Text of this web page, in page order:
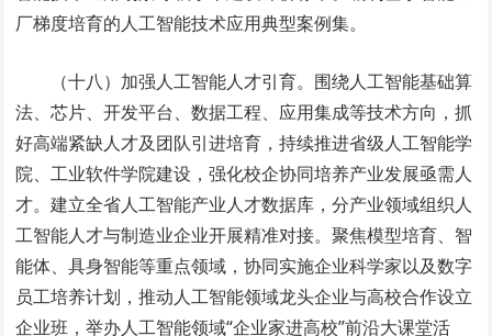
厂梯度培育的人工智能技术应用典型案例集。
（十八）加强人工智能人才引育。围绕人工智能基础算
法、芯片、开发平台、数据工程、应用集成等技术方向，抓
好高端紧缺人才及团队引进培育，持续推进省级人工智能学
院、工业软件学院建设，强化校企协同培养产业发展亟需人
才。建立全省人工智能产业人才数据库，分产业领域组织人
工智能人才与制造业企业开展精准对接。聚焦模型培育、智
能体、具身智能等重点领域，协同实施企业科学家以及数字
员工培养计划，推动人工智能领域龙头企业与高校合作设立
企业班，举办人工智能领域“企业家进高校”前沿大课堂活